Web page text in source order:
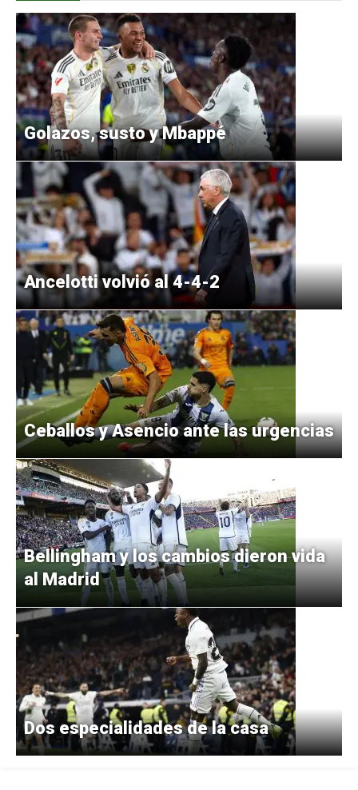
Golazos, susto y Mbappé
Ancelotti volvió al 4-4-2
Ceballos y Asencio ante las urgencias
Bellingham y los cambios dieron vida
al Madrid
Dos especialidades de la casa